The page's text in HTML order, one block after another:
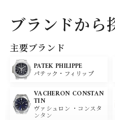
ブランドから
主要ブランド
PATEK PHILIPPE
パテック・フィリップ
VACHERON CONSTAN
TIN
ヴァシュロン ・コンスタ
ンタン